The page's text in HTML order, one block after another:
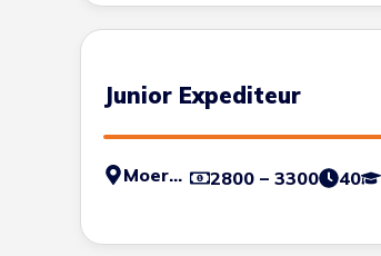
Junior Expediteur
Moerdijk 2800 – 3300 40